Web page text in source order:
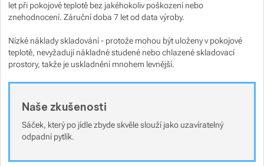
let při pokojové teplotě bez jakéhokoliv poškození nebo
znehodnocení. Záruční doba 7 let od data výroby.
Nízké náklady skladování - protože mohou být uloženy v pokojové
teplotě, nevyžadují nákladné studené nebo chlazené skladovací
prostory, takže je uskladnění mnohem levnější.
Naše zkušenosti
Sáček, který po jídle zbyde skvěle slouží jako uzavíratelný
odpadní pytlík.